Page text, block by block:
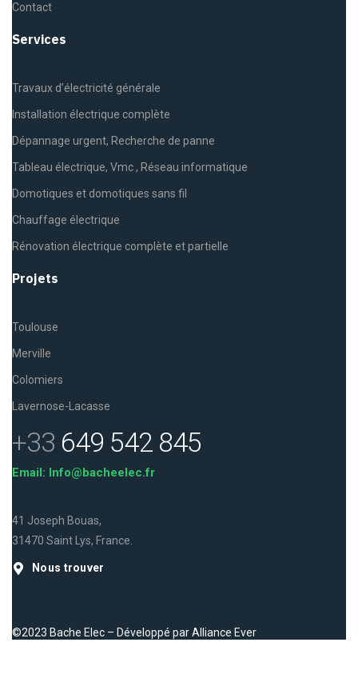
Contact
Services
Travaux d’électricité générale
Installation électrique complète
Dépannage urgent, Recherche de panne
Tableau électrique, Vmc , Réseau informatique
Domotiques et domotiques sans fil
Chauffage électrique
Rénovation électrique complète et partielle
Projets
Toulouse
Merville
Colomiers
Lavernose-Lacasse
+33 649 542 845
Email: Info@bacheelec.fr
41 Joseph Bouas,
31470 Saint Lys, France.
Nous trouver
©2023 Bache Elec – Développé parAlliance Ever